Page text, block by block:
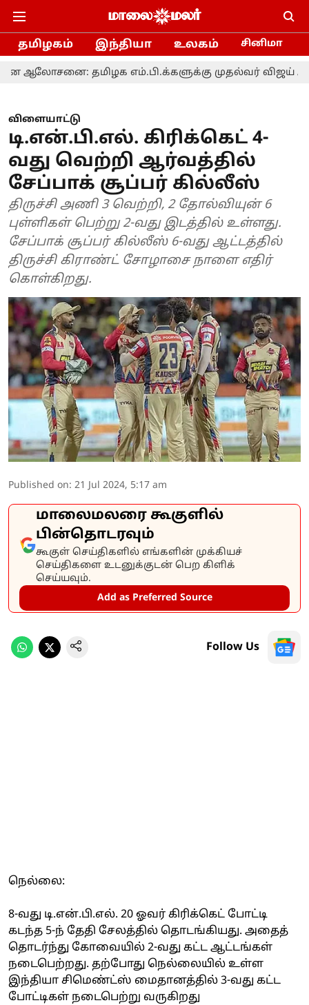
தமிழகம் இந்தியா உலகம் சினிமா
தமிழக எம்.பி.க்களுக்கு முதல்வர் விஜய் அழைப்பு
விளையாட்டு
டி.என்.பி.எல். கிரிக்கெட் 4-
வது வெற்றி ஆர்வத்தில்
சேப்பாக் சூப்பர் கில்லீஸ்
திருச்சி அணி 3 வெற்றி, 2 தோல்வியுன் 6
புள்ளிகள் பெற்று 2-வது இடத்தில் உள்ளது.
சேப்பாக் சூப்பர் கில்லீஸ் 6-வது ஆட்டத்தில்
திருச்சி கிராண்ட் சோழாசை நாளை எதிர்
கொள்கிறது.
Published on: 21 Jul 2024, 5:17 am
மாலைமலரை கூகுளில்
பின்தொடரவும்
கூகுள் செய்திகளில் எங்களின் முக்கியச்
செய்திகளை உடனுக்குடன் பெற கிளிக்
செய்யவும்.
Add as Preferred Source
Follow Us
நெல்லை:
8-வது டி.என்.பி.எல். 20 ஓவர் கிரிக்கெட் போட்டி
கடந்த 5-ந் தேதி சேலத்தில் தொடங்கியது. அதைத்
தொடர்ந்து கோவையில் 2-வது கட்ட ஆட்டங்கள்
நடைபெற்றது. தற்போது நெல்லையில் உள்ள
இந்தியா சிமெண்ட்ஸ் மைதானத்தில் 3-வது கட்ட
போட்டிகள் நடைபெற்று வருகிறது